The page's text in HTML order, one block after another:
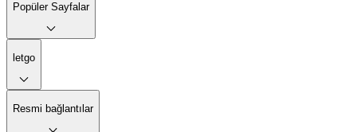
Popüler Sayfalar
letgo
Resmi bağlantılar